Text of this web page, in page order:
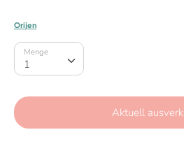
Orijen
Menge
1
Menge
Aktuell